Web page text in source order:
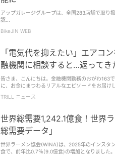
アップガレージグループは、全国283店舗で取り
認...
BikeJIN WEB
「電気代を抑えたい」エアコ
融機関に相談すると…返ってき
皆さま、こんにちは。金融機関勤務のおがわ163
に、お金にまつわるリアルなエピソードをお届け
TRILL ニュース
世界総需要1,242.1億食！世界
総需要データ」
世界ラーメン協会(WINA)は、2025年のインスタ
食で、前年比0.7％(9.0億食)の増加となりました。